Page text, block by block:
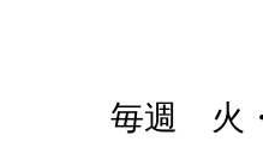
毎週　火